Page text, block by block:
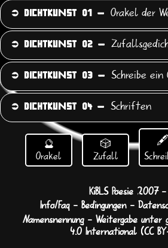
⮊ DICHTKUNST 01 - Orakel der
⮊ DICHTKUNST 02 -
⮊ DICHTKUNST 03 - Schreibe ein
⮊ DICHTKUNST 04 - Schriften
🔮
Orakel
🎲
Zufall
🖋
KiBLS Poesie 2007 -
Info/Faq- Bedingungen-
Namensnennung - Weitergabe unter
4.0 International (CC